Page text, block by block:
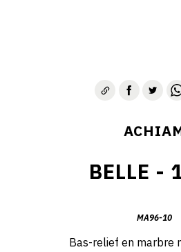
BELLE -
MA96-10
Bas-relief en marbre